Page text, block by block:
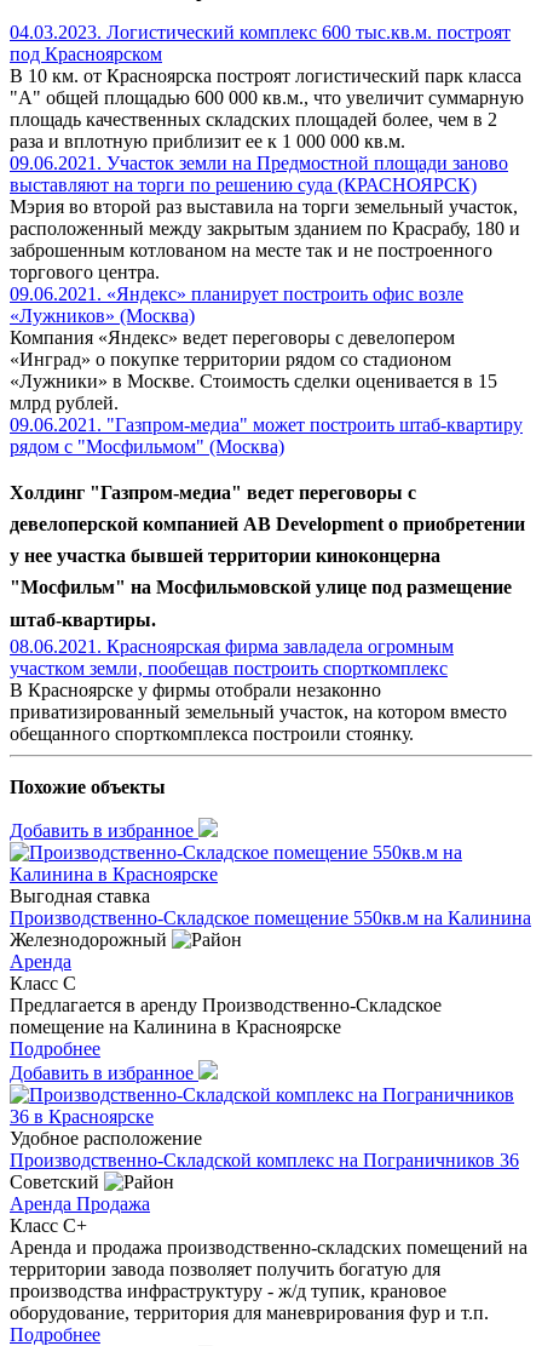
04.03.2023. Логистический комплекс 600 тыс.кв.м. построят
под Красноярском
В 10 км. от Красноярска построят логистический парк класса
"А" общей площадью 600 000 кв.м., что увеличит суммарную
площадь качественных складских площадей более, чем в 2
раза и вплотную приблизит ее к 1 000 000 кв.м.
09.06.2021. Участок земли на Предмостной площади заново
выставляют на торги по решению суда (КРАСНОЯРСК)
Мэрия во второй раз выставила на торги земельный участок,
расположенный между закрытым зданием по Красрабу, 180 и
заброшенным котлованом на месте так и не построенного
торгового центра.
09.06.2021. «Яндекс» планирует построить офис возле
«Лужников» (Москва)
Компания «Яндекс» ведет переговоры с девелопером
«Инград» о покупке территории рядом со стадионом
«Лужники» в Москве. Стоимость сделки оценивается в 15
млрд рублей.
09.06.2021. "Газпром-медиа" может построить штаб-квартиру
рядом с "Мосфильмом" (Москва)
Холдинг "Газпром-медиа" ведет переговоры с
девелоперской компанией AВ Development о приобретении
у нее участка бывшей территории киноконцерна
"Мосфильм" на Мосфильмовской улице под размещение
штаб-квартиры.
08.06.2021. Красноярская фирма завладела огромным
участком земли, пообещав построить спорткомплекс
В Красноярске у фирмы отобрали незаконно
приватизированный земельный участок, на котором вместо
обещанного спорткомплекса построили стоянку.
Похожие объекты
Добавить в избранное
Выгодная ставка
Производственно-Складское помещение 550кв.м на Калинина
Железнодорожный
Аренда
Класс C
Предлагается в аренду Производственно-Складское
помещение на Калинина в Красноярске
Подробнее
Добавить в избранное
Удобное расположение
Производственно-Складской комплекс на Пограничников 36
Советский
Аренда Продажа
Класс C+
Аренда и продажа производственно-складских помещений на
территории завода позволяет получить богатую для
производства инфраструктуру - ж/д тупик, крановое
оборудование, территория для маневрирования фур и т.п.
Подробнее